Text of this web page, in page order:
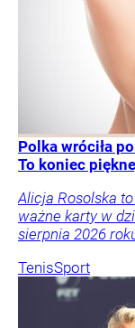
Polka wróciła
To koniec
Alicja Rosolska
ważne karty w
sierpnia 2026
TenisSport